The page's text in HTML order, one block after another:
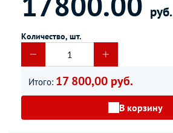
руб.
Количество, шт.
Итого: 17 800,00 руб.
В корзину